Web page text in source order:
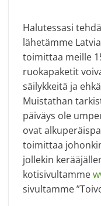
Halutessasi
lähetämme
toimittaa meille
ruokapaketit
säilykkeitä ja
Muistathan
päiväys ole
ovat
toimittaa
jollekin
kotisivultamme
sivultamme